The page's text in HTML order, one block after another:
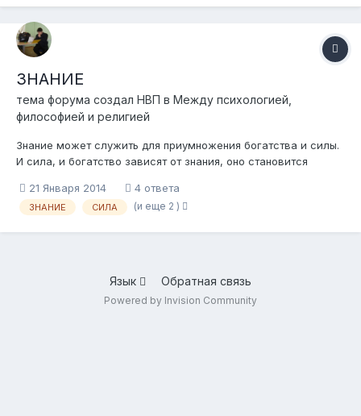
ЗНАНИЕ
тема форума создал НВП в Между психологией,
философией и религией
Знание может служить для приумножения богатства и силы.
И сила, и богатство зависят от знания, оно становится
Знание обладает огромной гибкостью, у него есть
характеристики, которые делают знание психологически
21 Января 2014 4 ответа
ЗНАНИЕ СИЛА (и еще 2 )
Язык Обратная связь
Powered by Invision Community